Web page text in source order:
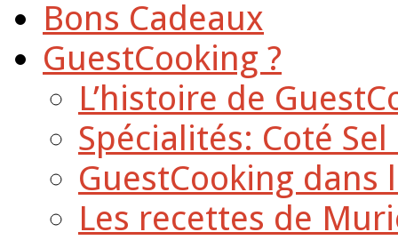
Bons Cadeaux
GuestCooking ?
L’histoire de
Spécialités: Coté
GuestCooking dans
Les recettes de